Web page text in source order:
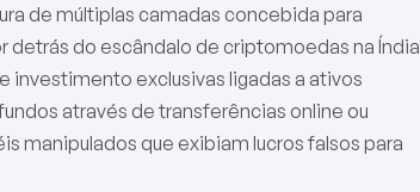
de múltiplas camadas concebida para
detrás do escândalo de criptomoedas na Índia
investimento exclusivas ligadas a ativos
através de transferências online ou
manipulados que exibiam lucros falsos para